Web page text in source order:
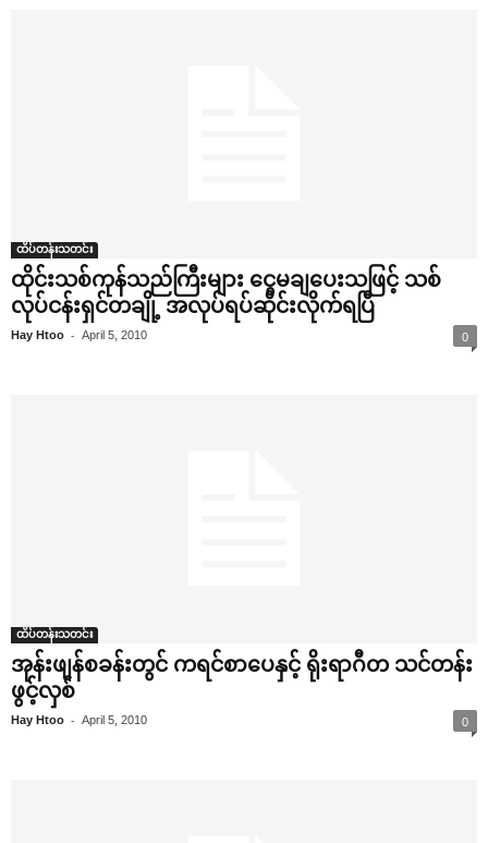
ထိပ်တန်းသတင်း
ထိုင်းသစ်ကုန်သည်ကြီးများ ‌ငွေမချ‌ပေးသဖြင့် သစ်
လုပ်ငန်းရှင်တချို့ အလုပ်ရပ်ဆိုင်းလိုက်ရပြီ
Hay Htoo - April 5, 2010 0
ထိပ်တန်းသတင်း
အုန်းဖျန်စခန်းတွင် ကရင်စာ‌ပေနှင့် ရိုးရာဂီတ သင်တန်း
ဖွင့်လှစ်
Hay Htoo - April 5, 2010 0